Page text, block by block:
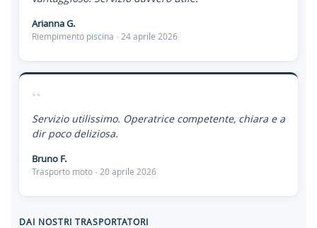
Arianna G.
Riempimento piscina · 24 aprile 2026
“
Servizio utilissimo. Operatrice competente, chiara e a
dir poco deliziosa.
Bruno F.
Trasporto moto · 20 aprile 2026
DAI NOSTRI TRASPORTATORI